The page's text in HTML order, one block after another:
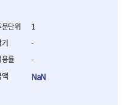
1
-
-
NaN